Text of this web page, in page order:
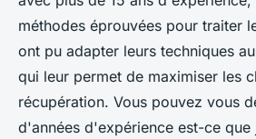
méthodes éprouvées pour traiter
ont pu adapter leurs techniques
qui leur permet de maximiser les
récupération. Vous pouvez vous
d'années d'expérience est-ce